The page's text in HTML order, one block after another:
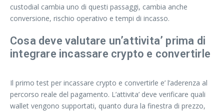
custodial cambia uno di questi passaggi, cambia anche
conversione, rischio operativo e tempi di incasso.
Cosa deve valutare un’attivita’ prima di
integrare incassare crypto e convertirle
Il primo test per incassare crypto e convertirle e’ l’aderenza al
percorso reale del pagamento. L’attivita’ deve verificare quali
wallet vengono supportati, quanto dura la finestra di prezzo,